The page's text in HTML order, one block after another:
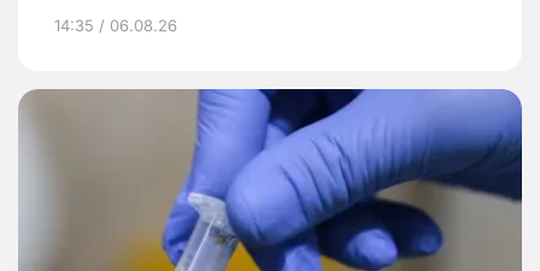
14:35 / 06.08.26